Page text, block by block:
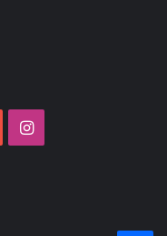
YouTubeInstagram